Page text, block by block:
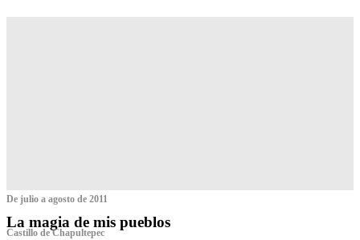
De julio a agosto de 2011
La magia de mis pueblos
Castillo de Chapultepec